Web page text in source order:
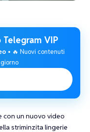
VIP
• 🔥 Nuovi contenuti
con un nuovo video
striminzita lingerie